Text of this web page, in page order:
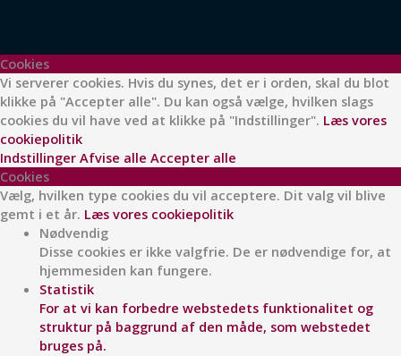
Cookies
Vi serverer cookies. Hvis du synes, det er i orden, skal du blot
klikke på "Accepter alle". Du kan også vælge, hvilken slags
cookies du vil have ved at klikke på "Indstillinger". Læs vores
cookiepolitik
Indstillinger Afvise alle Accepter alle
Cookies
Vælg, hvilken type cookies du vil acceptere. Dit valg vil blive
gemt i et år. Læs vores cookiepolitik
Nødvendig
Disse cookies er ikke valgfrie. De er nødvendige for, at
hjemmesiden kan fungere.
Statistik
For at vi kan forbedre webstedets funktionalitet og
struktur på baggrund af den måde, som webstedet
bruges på.